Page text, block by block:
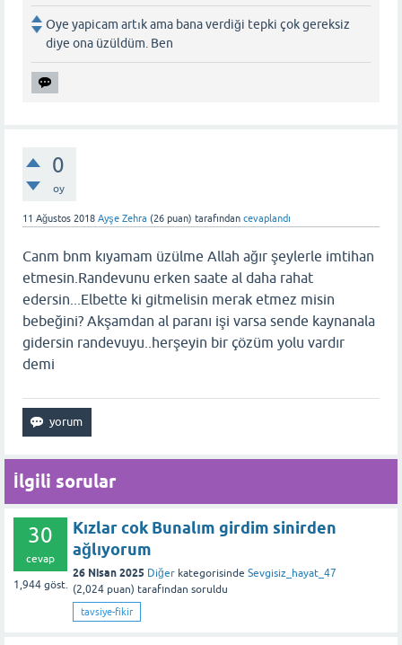
Oye yapicam artık ama bana verdiği tepki çok gereksiz
diye ona üzüldüm. Ben
0
oy
11 Ağustos 2018 Ayşe Zehra (26 puan) tarafından cevaplandı
Canm bnm kıyamam üzülme Allah ağır şeylerle imtihan
etmesin.Randevunu erken saate al daha rahat
edersin...Elbette ki gitmelisin merak etmez misin
bebeğini? Akşamdan al paranı işi varsa sende kaynanala
gidersin randevuyu..herşeyin bir çözüm yolu vardır
demi
İlgili sorular
30
cevap
1,944 göst.
Kızlar cok Bunalım girdim sinirden
ağlıyorum
26 Nisan 2025 Diğer kategorisinde Sevgisiz_hayat_47
(2,024 puan) tarafından soruldu
tavsiye-fikir